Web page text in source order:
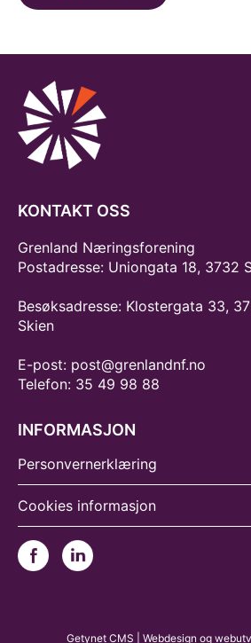
KONTAKT OSS
Grenland Næringsforening
Postadresse: Uniongata 18, 3732
Besøksadresse: Klostergata 33,
Skien
E-post: post@grenlandnf.no
Telefon: 35 49 98 88
INFORMASJON
Personvernerklæring
Cookies informasjon
Getynet CMS | Webdesign og